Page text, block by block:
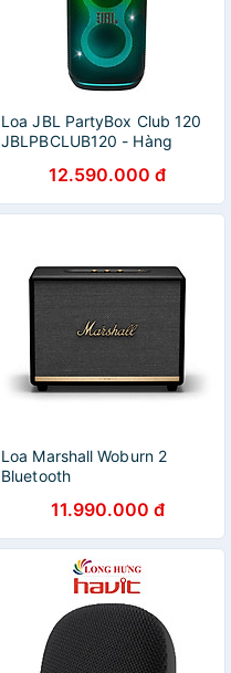
Loa JBL PartyBox Club 120
JBLPBCLUB120 - Hàng
12.590.000 đ
Loa Marshall Woburn 2
Bluetooth
11.990.000 đ